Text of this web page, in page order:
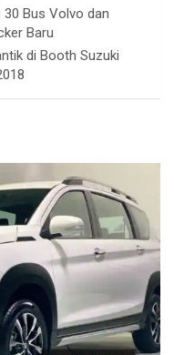
Bus Volvo dan
Baru
di Booth Suzuki